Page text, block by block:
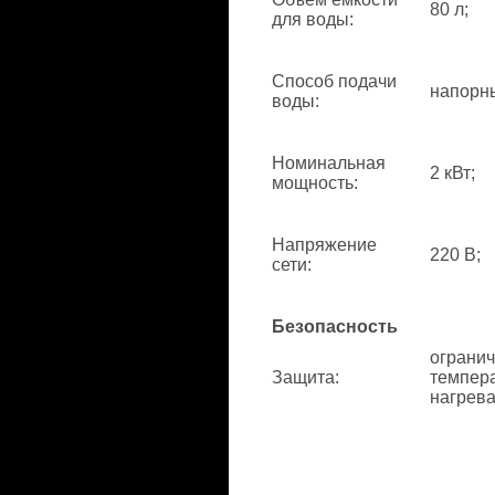
для воды:
80 л;
Способ подачи
воды:
Номинальная
мощность:
2 кВт;
Напряжение
сети:
220 В;
Безопасность
Защита: